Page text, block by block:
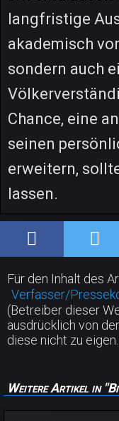
langfristige
akademisch
sondern auch
Chance, eine
seinen
erweitern,
lassen.
Für den Inhalt des
Verfasser/
(Betreiber dieser
ausdrücklich von
diese nicht zu eigen.
Weitere Artikel in